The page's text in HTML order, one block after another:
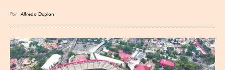
Por Alfredo Duplan